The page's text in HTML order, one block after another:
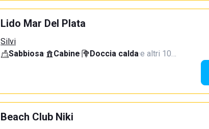
Lido Mar Del Plata
Silvi
Sabbiosa· Cabine· Doccia calda·e altri 10…
Beach Club Niki